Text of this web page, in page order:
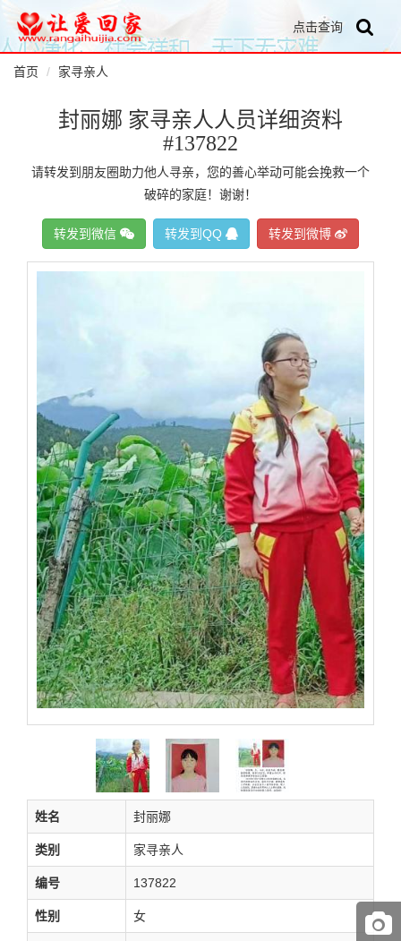
点击查询
首页 家寻亲人
封丽娜 家寻亲人人员详细资料
#137822
请转发到朋友圈助力他人寻亲，您的善心举动可能会挽救一个
破碎的家庭！谢谢！
转发到微信 转发到QQ 转发到微博
姓名 封丽娜
类别 家寻亲人
编号 137822
性别 女